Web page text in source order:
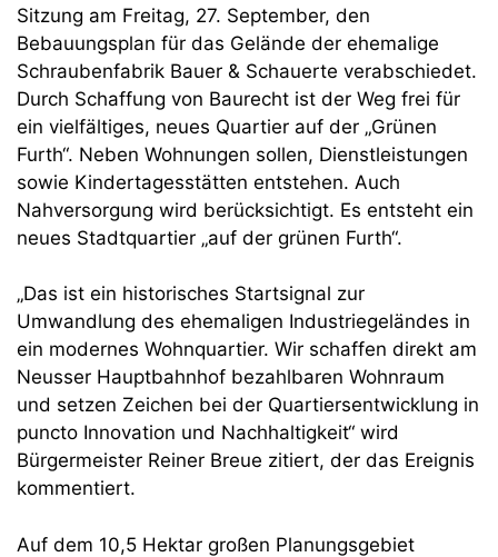
Sitzung am Freitag, 27. September, den
Bebauungsplan für das Gelände der ehemalige
Schraubenfabrik Bauer & Schauerte verabschiedet.
Durch Schaffung von Baurecht ist der Weg frei für
ein vielfältiges, neues Quartier auf der „Grünen
Furth“. Neben Wohnungen sollen, Dienstleistungen
sowie Kindertagesstätten entstehen. Auch
Nahversorgung wird berücksichtigt. Es entsteht ein
neues Stadtquartier „auf der grünen Furth“.
„Das ist ein historisches Startsignal zur
Umwandlung des ehemaligen Industriegeländes in
ein modernes Wohnquartier. Wir schaffen direkt am
Neusser Hauptbahnhof bezahlbaren Wohnraum
und setzen Zeichen bei der Quartiersentwicklung in
puncto Innovation und Nachhaltigkeit“ wird
Bürgermeister Reiner Breue zitiert, der das Ereignis
kommentiert.
Auf dem 10,5 Hektar großen Planungsgebiet